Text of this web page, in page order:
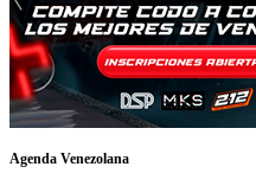
Agenda Venezolana